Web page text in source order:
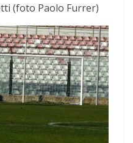
(foto Paolo Furrer)